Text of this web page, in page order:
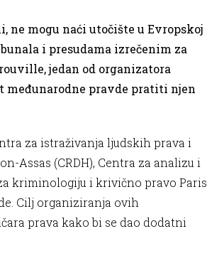
ne mogu naći utočište u Evropskoj
i presudama izrečenim za
jedan od organizatora
međunarodne pravde pratiti njen
za istraživanja ljudskih prava i
Assas (CRDH), Centra za analizu i
kriminologiju i krivično pravo Paris
Cilj organiziranja ovih
prava kako bi se dao dodatni